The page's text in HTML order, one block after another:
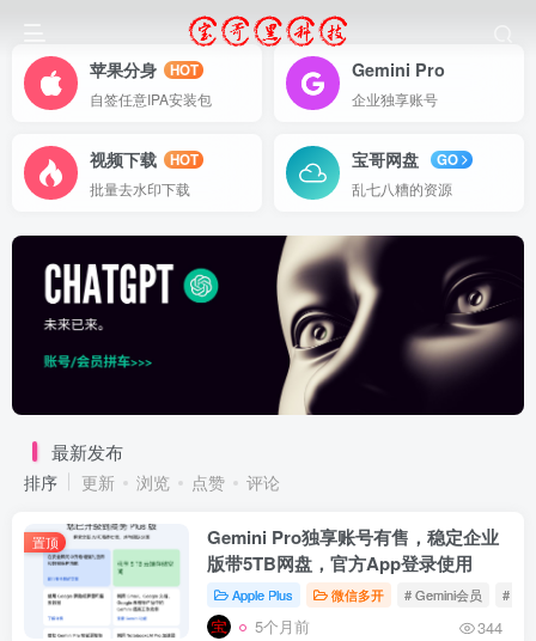
苹果分身
HOT
自签任意IPA安装包
Gemini Pro
企业独享账号
视频下载
HOT
批量去水印下载
宝哥网盘
GO
乱七八糟的资源
最新发布
排序 更新 浏览 点赞 评论
置顶
Gemini Pro独享账号有售，稳定企业
版带5TB网盘，官方App登录使用
Apple Plus 微信多开 # Gemini会员 #
5个月前 344